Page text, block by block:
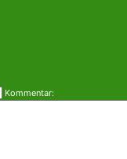
Kommentar: